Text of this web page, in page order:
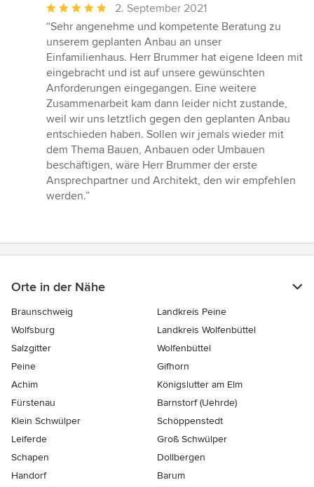
Durchschnittliche
Bewertung:
5
von
5
Sternen
2. September 2021
“Sehr angenehme und kompetente Beratung zu
unserem geplanten Anbau an unser
Einfamilienhaus. Herr Brummer hat eigene Ideen mit
eingebracht und ist auf unsere gewünschten
Anforderungen eingegangen. Eine weitere
Zusammenarbeit kam dann leider nicht zustande,
weil wir uns letztlich gegen den geplanten Anbau
entschieden haben. Sollen wir jemals wieder mit
dem Thema Bauen, Anbauen oder Umbauen
beschäftigen, wäre Herr Brummer der erste
Ansprechpartner und Architekt, den wir empfehlen
werden.”
Orte in der Nähe
Braunschweig
Landkreis Peine
Wolfsburg
Landkreis Wolfenbüttel
Salzgitter
Wolfenbüttel
Peine
Gifhorn
Achim
Königslutter am Elm
Fürstenau
Barnstorf (Uehrde)
Klein Schwülper
Schöppenstedt
Leiferde
Groß Schwülper
Schapen
Dollbergen
Handorf
Barum